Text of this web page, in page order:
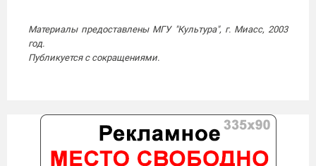
Материалы предоставлены МГУ "Культура", г. Миасс, 2003
год.
Публикуется с сокращениями.